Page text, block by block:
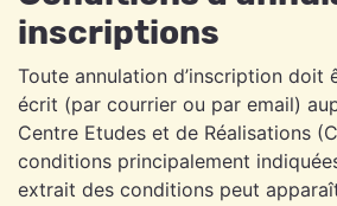
inscriptions
Toute annulation d’inscription doit
écrit (par courrier ou par email)
Centre Etudes et de Réalisations
conditions principalement
extrait des conditions peut